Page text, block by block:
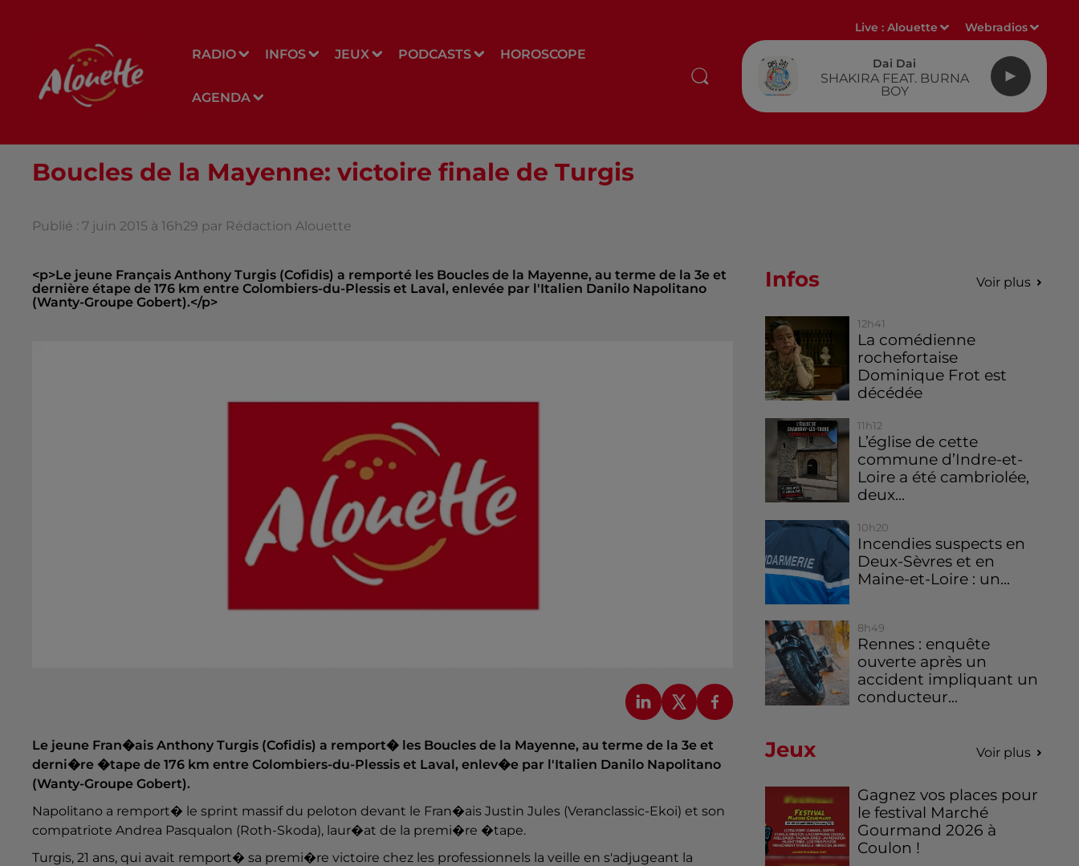
RADIO INFOS JEUX PODCASTS HOROSCOPE
AGENDA
Live :Alouette Webradios
Dai Dai
SHAKIRA FEAT. BURNA
BOY
Boucles de la Mayenne: victoire finale de Turgis
Publié : 7 juin 2015 à 16h29 par Rédaction Alouette
<p>Le jeune Français Anthony Turgis (Cofidis) a remporté les Boucles de la Mayenne, au terme de la 3e et
dernière étape de 176 km entre Colombiers-du-Plessis et Laval, enlevée par l'Italien Danilo Napolitano
Le jeune Fran�ais Anthony Turgis (Cofidis) a remport� les Boucles de la Mayenne, au terme de la 3e et
derni�re �tape de 176 km entre Colombiers-du-Plessis et Laval, enlev�e par l'Italien Danilo Napolitano
(Wanty-Groupe Gobert).
Napolitano a remport� le sprint massif du peloton devant le Fran�ais Justin Jules (Veranclassic-Ekoi) et son
compatriote Andrea Pasqualon (Roth-Skoda), laur�at de la premi�re �tape.
Turgis, 21 ans, qui avait remport� sa premi�re victoire chez les professionnels la veille en s'adjugeant la
Infos Voir plus
12h41
La comédienne
rochefortaise
Dominique Frot est
décédée
11h12
L’église de cette
commune d’Indre-et-
Loire a été cambriolée,
deux...
10h20
Incendies suspects en
Deux-Sèvres et en
Maine-et-Loire : un...
8h49
Rennes : enquête
ouverte après un
accident impliquant un
conducteur...
Jeux Voir plus
Gagnez vos places pour
le festival Marché
Gourmand 2026 à
Coulon !